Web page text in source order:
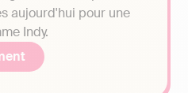
aujourd'hui pour une
Indy.